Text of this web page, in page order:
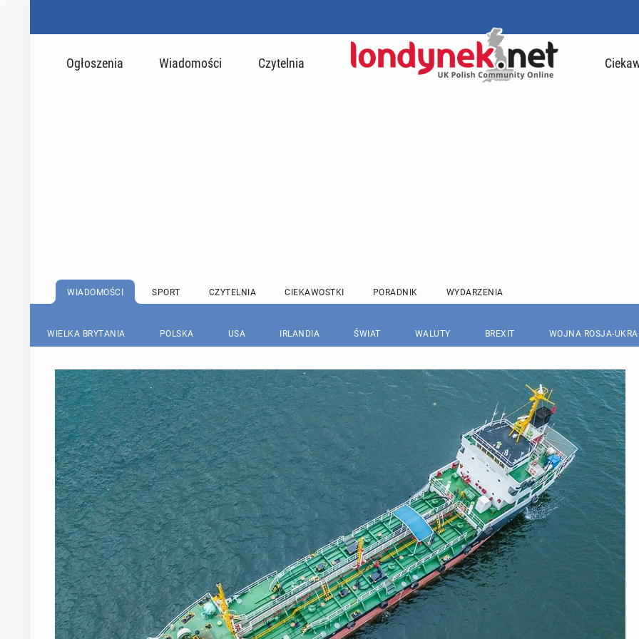
Ogłoszenia Wiadomości Czytelnia
WIADOMOŚCI SPORT CZYTELNIA CIEKAWOSTKI PORADNIK WYDARZENIA
WIELKA BRYTANIA POLSKA USA IRLANDIA ŚWIAT WALUTY BREXIT WOJNA ROSJA-